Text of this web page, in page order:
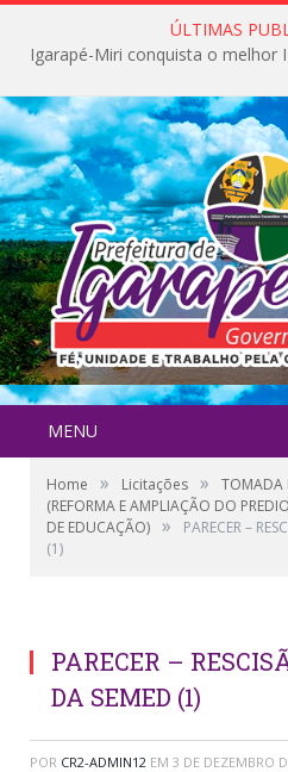
ÚLTIMAS
MENU
Home » Licitações »
TOMADA
(REFORMA E AMPLIAÇÃO DO
DE EDUCAÇÃO) »
PARECER –
(1)
PARECER –
DA SEMED (1)
POR CR2-ADMIN12 EM 3 DE DEZEMBRO